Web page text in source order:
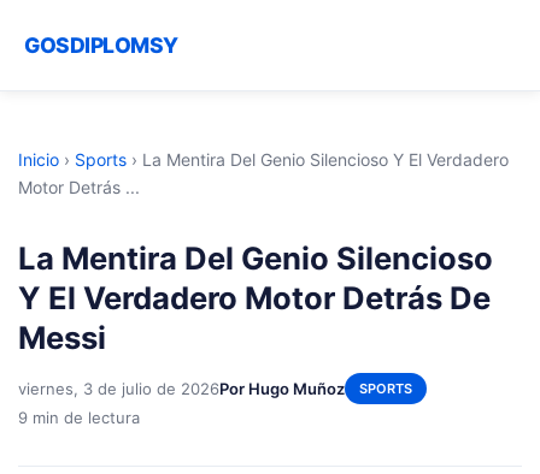
GOSDIPLOMSY
Inicio › Sports › La Mentira Del Genio Silencioso Y El Verdadero
Motor Detrás ...
La Mentira Del Genio Silencioso
Y El Verdadero Motor Detrás De
Messi
viernes, 3 de julio de 2026Por Hugo Muñoz SPORTS
9 min de lectura